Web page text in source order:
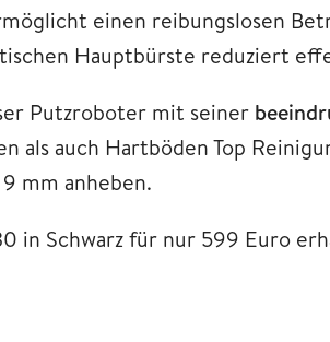
einen reibungslosen
Hauptbürste reduziert
Putzroboter mit seiner
als auch Hartböden Top
mm anheben.
in Schwarz für nur 599 Euro